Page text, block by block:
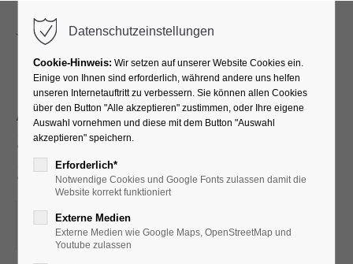
Akupressur –
Selbstbehandlung bei
Schmerzen
11.07.2023, 15:30–16:30
ORT: KURHALLE
Datenschutzeinstellungen
Cookie-Hinweis: Wir setzen auf unserer Website Cookies ein.
Einige von Ihnen sind erforderlich, während andere uns helfen
unseren Internetauftritt zu verbessern. Sie können allen Cookies
über den Button "Alle akzeptieren" zustimmen, oder Ihre eigene
Auswahl vornehmen und diese mit dem Button "Auswahl
akzeptieren" speichern.
Erforderlich*
Notwendige Cookies und Google Fonts zulassen damit die
Website korrekt funktioniert
Externe Medien
Externe Medien wie Google Maps, OpenStreetMap und
Youtube zulassen